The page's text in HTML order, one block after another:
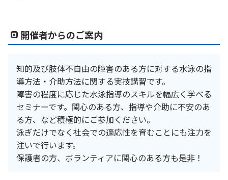
開催者からのご案内
知的及び肢体不自由の障害のある方に対する水泳の指
導方法・介助方法に関する実技講習です。
障害の程度に応じた水泳指導のスキルを幅広く学べる
セミナーです。関心のある方、指導や介助に不安のあ
る方、など積極的にご参加ください。
泳ぎだけでなく社会での適応性を育むことにも注力を
注いで行います。
保護者の方、ボランティアに関心のある方も是非！